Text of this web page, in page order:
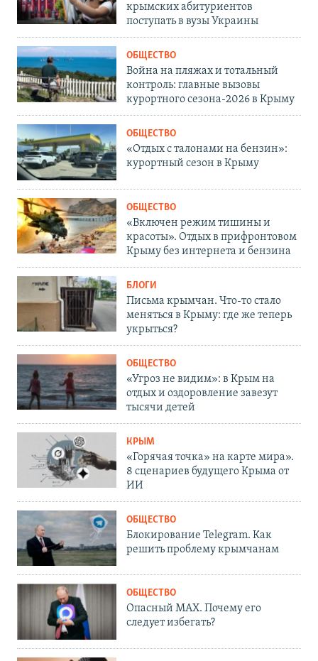
крымских абитуриентов
поступать в вузы Украины
ОБЩЕСТВО
Война на пляжах и тотальный
контроль: главные вызовы
курортного сезона-2026 в Крыму
ОБЩЕСТВО
«Отдых с талонами на бензин»:
курортный сезон в Крыму
ОБЩЕСТВО
«Включен режим тишины и
красоты». Отдых в прифронтовом
Крыму без интернета и бензина
БЛОГИ
Письма крымчан. Что-то стало
меняться в Крыму: где же теперь
укрыться?
ОБЩЕСТВО
«Угроз не видим»: в Крым на
отдых и оздоровление завезут
тысячи детей
КРЫМ
«Горячая точка» на карте мира».
8 сценариев будущего Крыма от
ИИ
ОБЩЕСТВО
Блокирование Telegram. Как
решить проблему крымчанам
ОБЩЕСТВО
Опасный MAX. Почему его
следует избегать?